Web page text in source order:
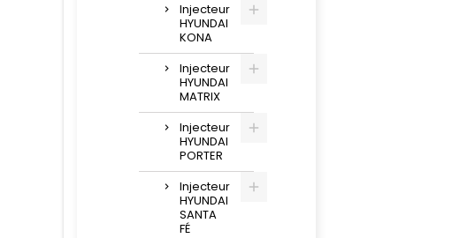
Injecteur
HYUNDAI
KONA
Injecteur
HYUNDAI
MATRIX
Injecteur
HYUNDAI
PORTER
Injecteur
HYUNDAI
SANTA
FÉ